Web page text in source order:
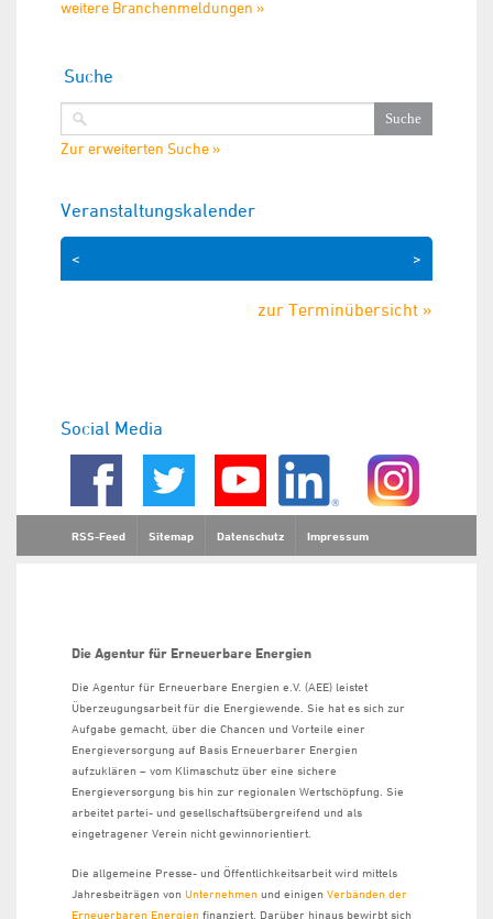
weitere Branchenmeldungen »
Suche
Zur erweiterten Suche »
Veranstaltungskalender
>
<
zur Terminübersicht »
Social Media
RSS-Feed Sitemap Datenschutz Impressum
Die Agentur für Erneuerbare Energien
Die Agentur für Erneuerbare Energien e.V. (AEE) leistet
Überzeugungsarbeit für die Energiewende. Sie hat es sich zur
Aufgabe gemacht, über die Chancen und Vorteile einer
Energieversorgung auf Basis Erneuerbarer Energien
aufzuklären – vom Klimaschutz über eine sichere
Energieversorgung bis hin zur regionalen Wertschöpfung. Sie
arbeitet partei- und gesellschaftsübergreifend und als
eingetragener Verein nicht gewinnorientiert.
Die allgemeine Presse- und Öffentlichkeitsarbeit wird mittels
Jahresbeiträgen von Unternehmen und einigen Verbänden der
Erneuerbaren Energien finanziert. Darüber hinaus bewirbt sich